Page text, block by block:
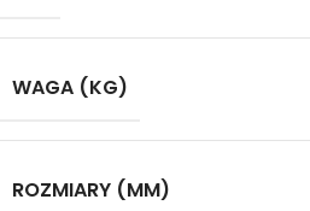
WAGA (KG)
ROZMIARY (MM)